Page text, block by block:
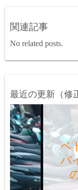
関連記事
No related posts.
最近の更新（修
ベ
バ